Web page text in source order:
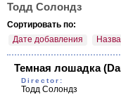
Тодд Солондз
Сортировать по:
Дате добавления
Темная лошадка
Director:
Тодд Солондз